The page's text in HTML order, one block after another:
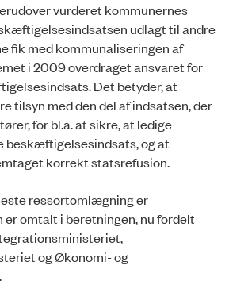
vurderet kommunernes
udlagt til andre
fik med kommunaliseringen af
i 2009 overdraget ansvaret for
Det betyder, at
tilsyn med den del af indsatsen, der
for bl.a. at sikre, at ledige
beskæftigelsesindsats, og at
korrekt statsrefusion.
ressortomlægning er
er omtalt i beretningen, nu fordelt
og Økonomi- og